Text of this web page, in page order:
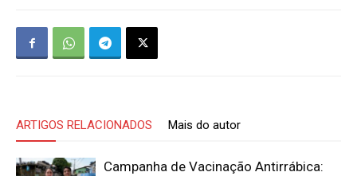
ARTIGOS RELACIONADOS Mais do autor
Campanha de Vacinação Antirrábica: